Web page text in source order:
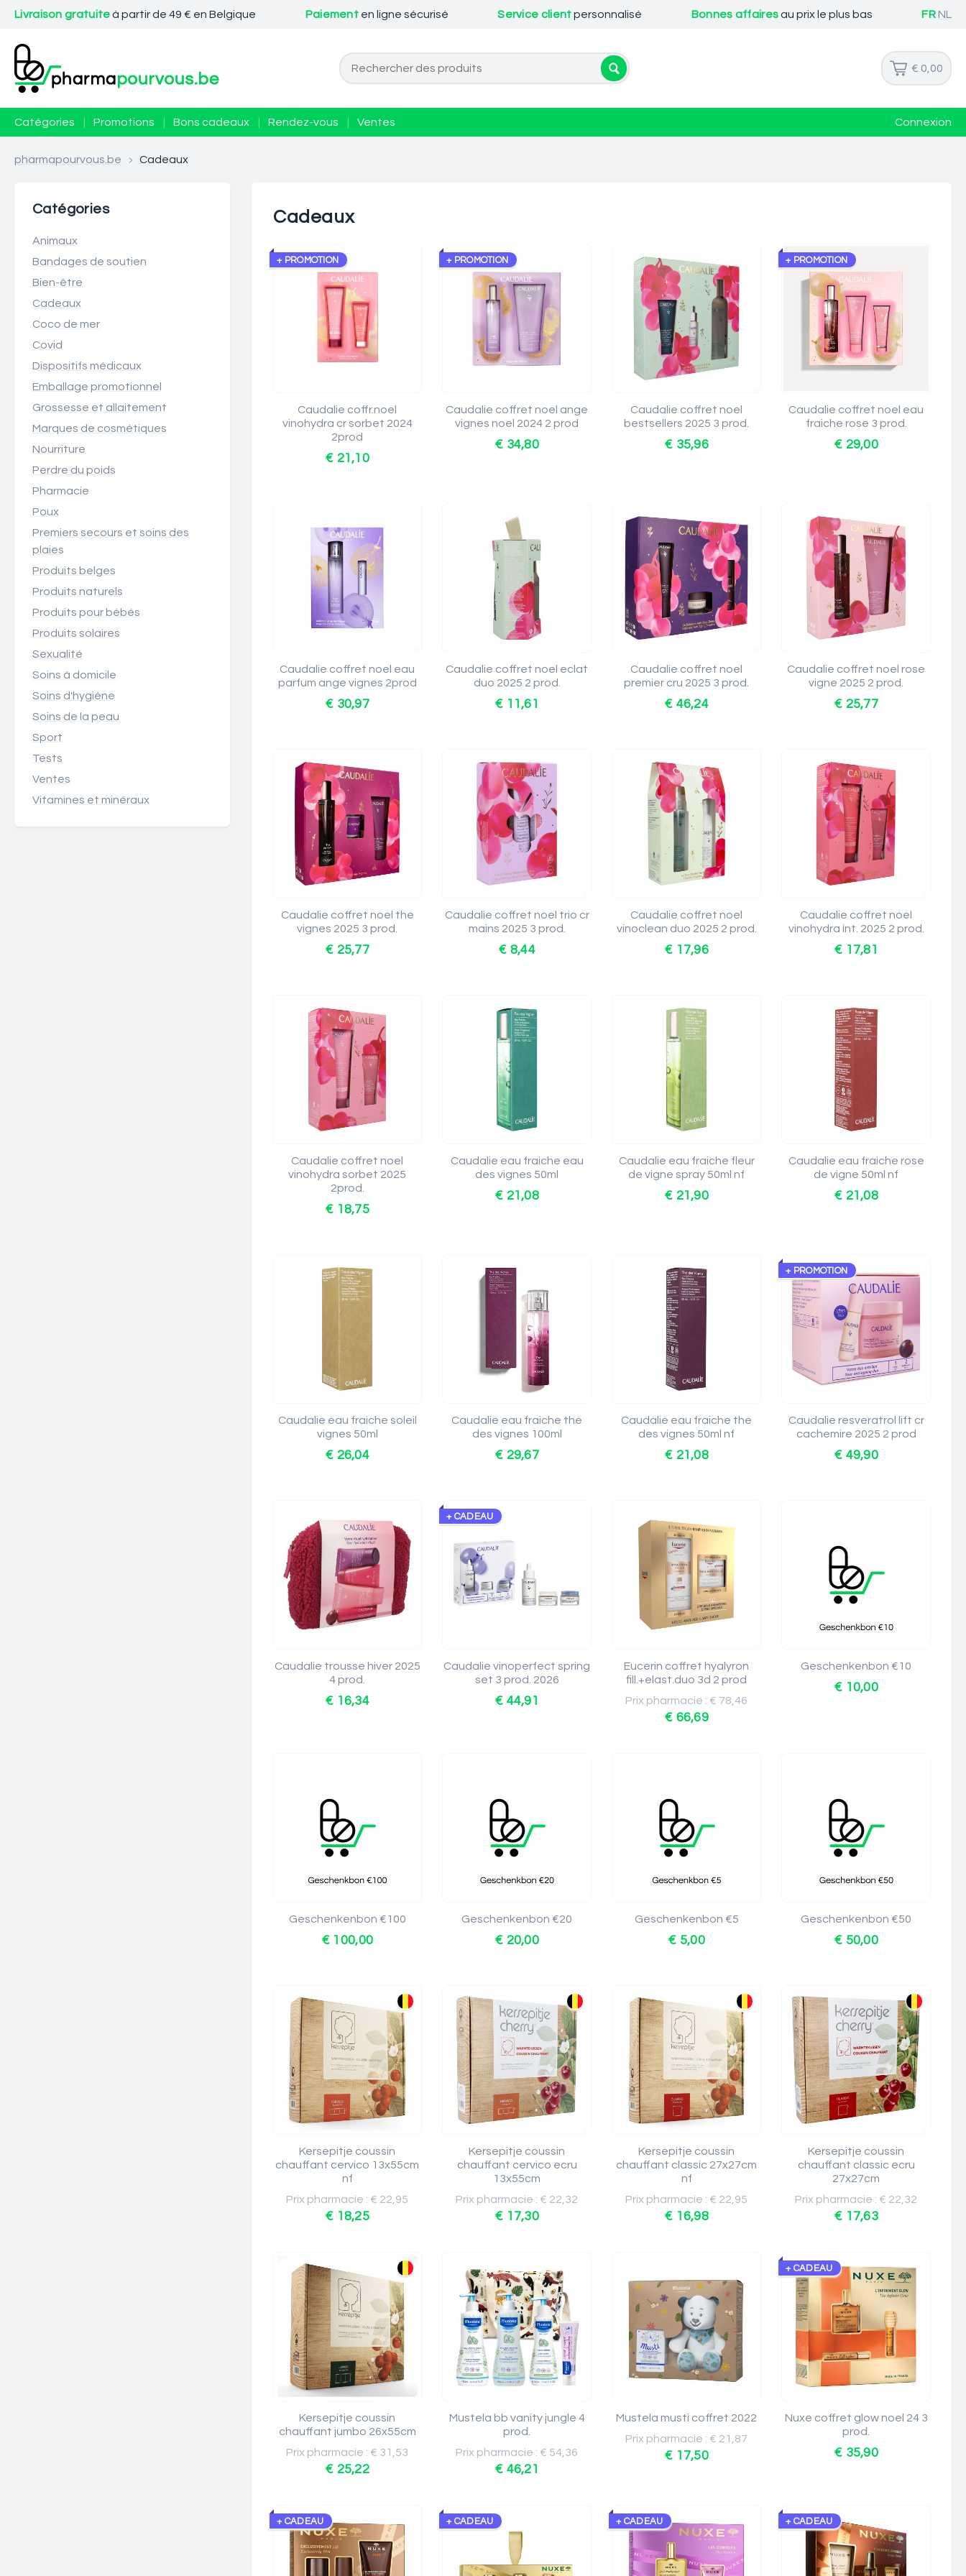
Livraison gratuiteà partir de 49 € en Belgique Paiement en ligne sécurisé Service clientpersonnalisé Bonnes affairesau prix le plus bas FR NL
€ 0,00
Catégories Promotions Bons cadeaux Rendez-vous Ventes Connexion
pharmapourvous.be > Cadeaux
Catégories
Animaux
Bandages de soutien
Bien-être
Cadeaux
Coco de mer
Covid
Dispositifs médicaux
Emballage promotionnel
Grossesse et allaitement
Marques de cosmétiques
Nourriture
Perdre du poids
Pharmacie
Poux
Premiers secours et soins des
plaies
Produits belges
Produits naturels
Produits pour bébés
Produits solaires
Sexualité
Soins à domicile
Soins d'hygiène
Soins de la peau
Sport
Tests
Ventes
Vitamines et minéraux
Cadeaux
+ PROMOTION
Caudalie coffr.noel
vinohydra cr sorbet 2024
2prod
€ 21,10
+ PROMOTION
Caudalie coffret noel ange
vignes noel 2024 2 prod
€ 34,80
Caudalie coffret noel
bestsellers 2025 3 prod.
€ 35,96
+ PROMOTION
Caudalie coffret noel eau
fraiche rose 3 prod.
€ 29,00
Caudalie coffret noel eau
parfum ange vignes 2prod
€ 30,97
Caudalie coffret noel eclat
duo 2025 2 prod.
€ 11,61
Caudalie coffret noel
premier cru 2025 3 prod.
€ 46,24
Caudalie coffret noel rose
vigne 2025 2 prod.
€ 25,77
Caudalie coffret noel the
vignes 2025 3 prod.
€ 25,77
Caudalie coffret noel trio cr
mains 2025 3 prod.
€ 8,44
Caudalie coffret noel
vinoclean duo 2025 2 prod.
€ 17,96
Caudalie coffret noel
vinohydra int. 2025 2 prod.
€ 17,81
Caudalie coffret noel
vinohydra sorbet 2025
2prod.
€ 18,75
Caudalie eau fraiche eau
des vignes 50ml
€ 21,08
Caudalie eau fraiche fleur
de vigne spray 50ml nf
€ 21,90
Caudalie eau fraiche rose
de vigne 50ml nf
€ 21,08
Caudalie eau fraiche soleil
vignes 50ml
€ 26,04
Caudalie eau fraiche the
des vignes 100ml
€ 29,67
Caudalie eau fraiche the
des vignes 50ml nf
€ 21,08
+ PROMOTION
Caudalie resveratrol lift cr
cachemire 2025 2 prod
€ 49,90
Caudalie trousse hiver 2025
4 prod.
€ 16,34
+ CADEAU
Caudalie vinoperfect spring
set 3 prod. 2026
€ 44,91
Eucerin coffret hyalyron
fill.+elast.duo 3d 2 prod
Prix pharmacie : € 78,46
€ 66,69
Geschenkenbon €10
€ 10,00
Geschenkenbon €100
€ 100,00
Geschenkenbon €20
€ 20,00
Geschenkenbon €5
€ 5,00
Geschenkenbon €50
€ 50,00
Kersepitje coussin
chauffant cervico 13x55cm
nf
Prix pharmacie : € 22,95
€ 18,25
Kersepitje coussin
chauffant cervico ecru
13x55cm
Prix pharmacie : € 22,32
€ 17,30
Kersepitje coussin
chauffant classic 27x27cm
nf
Prix pharmacie : € 22,95
€ 16,98
Kersepitje coussin
chauffant classic ecru
27x27cm
Prix pharmacie : € 22,32
€ 17,63
Kersepitje coussin
chauffant jumbo 26x55cm
Prix pharmacie : € 31,53
€ 25,22
Mustela bb vanity jungle 4
prod.
Prix pharmacie : € 54,36
€ 46,21
Mustela musti coffret 2022
Prix pharmacie : € 21,87
€ 17,50
+ CADEAU
Nuxe coffret glow noel 24 3
prod.
€ 35,90
+ CADEAU + CADEAU + CADEAU + CADEAU